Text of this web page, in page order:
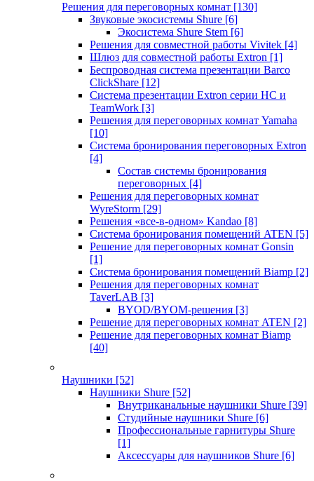
Решения для переговорных комнат [130]
Звуковые экосистемы Shure [6]
Экосистема Shure Stem [6]
Решения для совместной работы Vivitek [4]
Шлюз для совместной работы Extron [1]
Беспроводная система презентации Barco
ClickShare [12]
Система презентации Extron серии HC и
TeamWork [3]
Решения для переговорных комнат Yamaha
[10]
Система бронирования переговорных Extron
[4]
Состав системы бронирования
переговорных [4]
Решения для переговорных комнат
WyreStorm [29]
Решения «все-в-одном» Kandao [8]
Система бронирования помещений ATEN [5]
Решение для переговорных комнат Gonsin
[1]
Система бронирования помещений Biamp [2]
Решения для переговорных комнат
TaverLAB [3]
BYOD/BYOM-решения [3]
Решение для переговорных комнат ATEN [2]
Решение для переговорных комнат Biamp
[40]
Наушники [52]
Наушники Shure [52]
Внутриканальные наушники Shure [39]
Студийные наушники Shure [6]
Профессиональные гарнитуры Shure
[1]
Аксессуары для наушников Shure [6]